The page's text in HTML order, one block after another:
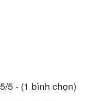
5/5 - (1 bình chọn)